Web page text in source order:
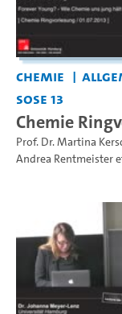
Chemie
SoSe 13
Chemie
Prof. Dr. Martina
Andrea Rentmeister